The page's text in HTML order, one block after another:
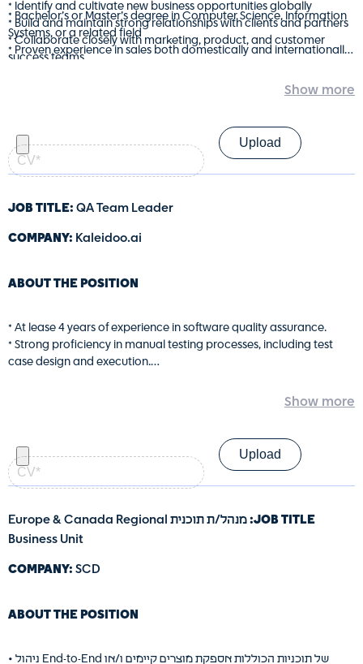
* Identify and cultivate new business opportunities globally
* Build and maintain strong relationships with clients and partners
* Collaborate closely with marketing, product, and customer
success teams
* Bachelor’s or Master’s degree in Computer Science, Information
Systems, or a related field
* Proven experience in sales both domestically and internationally
* Results-driven mindset with strong business acumen and
leadership capabilities
חיים
—
קובץ
JOB TITLE: QA Team Leader
COMPANY: Kaleidoo.ai
ABOUT THE POSITION
* At lease 4 years of experience in software quality assurance.
* Strong proficiency in manual testing processes, including test
case design and execution.
* Ability to read and understand system requirements and
development environments.
* Excellent teamwork and collaboration skills, with the ability to
work effectively in cross-functional teams.
* Excellent communication skills, both verbal and written.
* Experience in the cloud is an advantage
חיים
—
קובץ
JOB TITLE:
מנהל/ת תוכנית Europe & Canada Regional
Business Unit
COMPANY: SCD
ABOUT THE POSITION
• ניהול End-to-End של תוכניות הכוללות אספקת מוצרים קיימים ו/או